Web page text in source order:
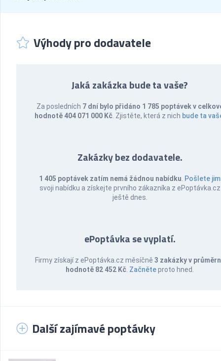
Výhody pro dodavatele
Jaká zakázka bude ta vaše?
Za posledních 7 dní bylo přidáno 1 785 poptávek v
hodnotě 404 071 000 Kč . Zjistěte, která z nich bude ta
Zakázky bez dodavatele.
1 405 poptávek zatím nemá žádnou nabídku Pošlete jim
svoji nabídku a získejte prvního zákazníka z ePoptávka.cz
ještě dnes.
ePoptávka se vyplatí.
Firmy získají z ePoptávka.cz měsíčně 3 zakázky v
hodnotě 82 452 Kč Začněteproto hned.
Další zajímavé poptávky